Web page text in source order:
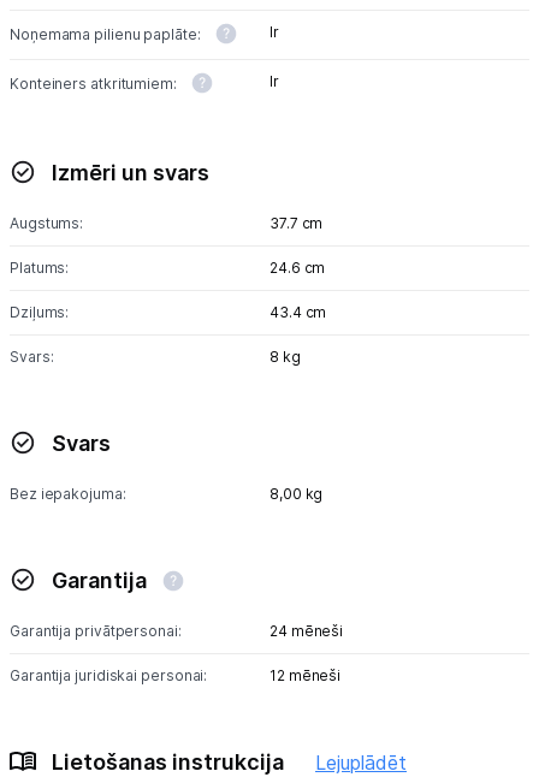
Noņemama pilienu paplāte: Ir
Konteiners atkritumiem: Ir
Izmēri un svars
Augstums: 37.7 cm
Platums: 24.6 cm
Dziļums: 43.4 cm
Svars: 8 kg
Svars
Bez iepakojuma: 8,00 kg
Garantija
Garantija privātpersonai: 24 mēneši
Garantija juridiskai personai: 12 mēneši
Lietošanas instrukcija Lejuplādēt